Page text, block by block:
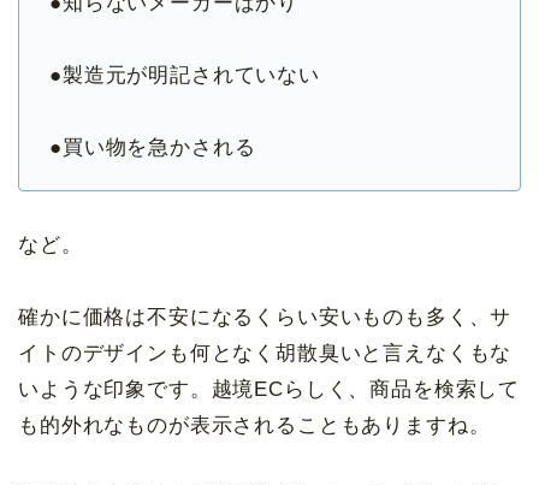
●製造元が明記されていない
●買い物を急かされる
など。
確かに価格は不安になるくらい安いものも多く、サ
イトのデザインも何となく胡散臭いと言えなくもな
いような印象です。越境ECらしく、商品を検索して
も的外れなものが表示されることもありますね。